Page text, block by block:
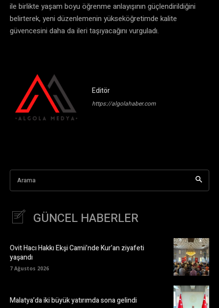
ile birlikte yaşam boyu öğrenme anlayışının güçlendirildiğini
belirterek, yeni düzenlemenin yükseköğretimde kalite
güvencesini daha da ileri taşıyacağını vurguladı.
Editör
https://algolahaber.com
Arama
GÜNCEL HABERLER
Ovit Hacı Hakkı Ekşi Camii’nde Kur’an ziyafeti
yaşandı
7 Ağustos 2026
Malatya’da iki büyük yatırımda sona gelindi